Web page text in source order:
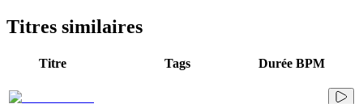
Titres similaires
Titre Tags Durée BPM